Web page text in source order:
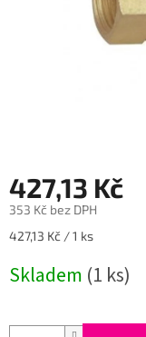
427,13 Kč
353 Kč bez DPH
Měrná
427,13 Kč / 1 ks
Skladem (1 ks)